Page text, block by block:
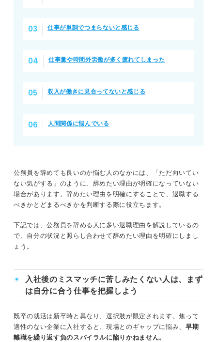
仕事が単調でつまらないと感じる
仕事量や時間外労働が多く疲れてしまった
収入が働きに見合ってないと感じる
人間関係に悩んでいる
公務員を辞めても良いのか悩む人のなかには、「ただ向いてい
ない気がする」のように、辞めたい理由が明確になっていない
場合があります。辞めたい理由を明確にすることで、退職する
べきかとどまるべきかを判断する際に役立ちます。
下記では、公務員を辞める人に多い退職理由を解説しているの
で、自分の状況と照らし合わせて辞めたい理由を明確にしまし
ょう。
入社後のミスマッチに苦しみたくない人は、まず
は自分に合う仕事を把握しよう
既卒の就活は新卒時と異なり、選択肢が限定されます。焦って
適性のない企業に入社すると、現場とのギャップに悩み、 早期
離職を繰り返す負のスパイラルに陥りかねません。